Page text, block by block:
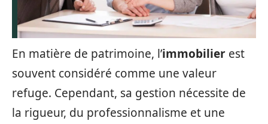
En matière de patrimoine, l’immobilier est
souvent considéré comme une valeur
refuge. Cependant, sa gestion nécessite de
la rigueur, du professionnalisme et une